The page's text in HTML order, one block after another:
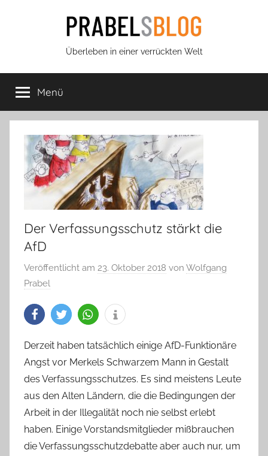
Prabels
Blog
Überleben in einer verrückten Welt
Menü
Der Verfassungsschutz stärkt die
AfD
Veröffentlicht am 23. Oktober 2018 von Wolfgang
Prabel
Derzeit haben tatsächlich einige AfD-Funktionäre
Angst vor Merkels Schwarzem Mann in Gestalt
des Verfassungsschutzes. Es sind meistens Leute
aus den Alten Ländern, die die Bedingungen der
Arbeit in der Illegalität noch nie selbst erlebt
haben. Einige Vorstandsmitglieder mißbrauchen
die Verfassungsschutzdebatte aber auch nur, um